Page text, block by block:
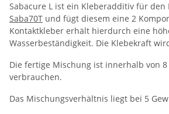
Sabacure L ist ein Kleberadditiv für den
Saba70T und fügt diesem eine 2
Kontaktkleber erhält hierdurch eine
Wasserbeständigkeit. Die Klebekraft
Die fertige Mischung ist innerhalb von
verbrauchen.
Das Mischungsverhältnis liegt bei 5